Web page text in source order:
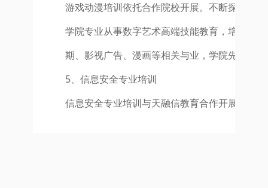
游戏动漫培训依托合作院校开展。不断探索和
学院专业从事数字艺术高端技能教育，培养具
期、影视广告、漫画等相关与业，学院先后培
5、信息安全专业培训
信息安全专业培训与天融信教育合作开展，依